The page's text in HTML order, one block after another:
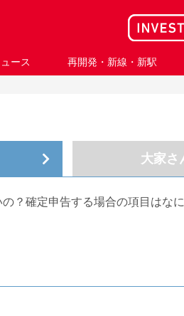
ース 再開発・新線・新駅
大家さ
？確定申告する場合の項目はな